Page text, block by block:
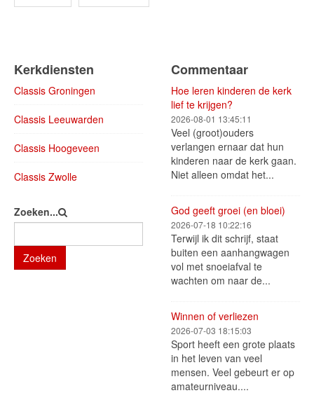
Kerkdiensten
Classis Groningen
Classis Leeuwarden
Classis Hoogeveen
Classis Zwolle
Zoeken...
Zoeken
Commentaar
Hoe leren kinderen de kerk
lief te krijgen?
2026-08-01 13:45:11
Veel (groot)ouders
verlangen ernaar dat hun
kinderen naar de kerk gaan.
Niet alleen omdat het...
God geeft groei (en bloei)
2026-07-18 10:22:16
Terwijl ik dit schrijf, staat
buiten een aanhangwagen
vol met snoeiafval te
wachten om naar de...
Winnen of verliezen
2026-07-03 18:15:03
Sport heeft een grote plaats
in het leven van veel
mensen. Veel gebeurt er op
amateurniveau....